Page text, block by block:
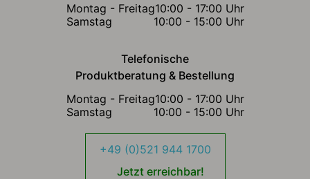
Montag - Freitag10:00 - 17:00 Uhr
Samstag
10:00 - 15:00 Uhr
Telefonische
Produktberatung & Bestellung
Montag - Freitag10:00 - 17:00 Uhr
Samstag
10:00 - 15:00 Uhr
+49 (0)521 944 1700
Jetzt erreichbar!